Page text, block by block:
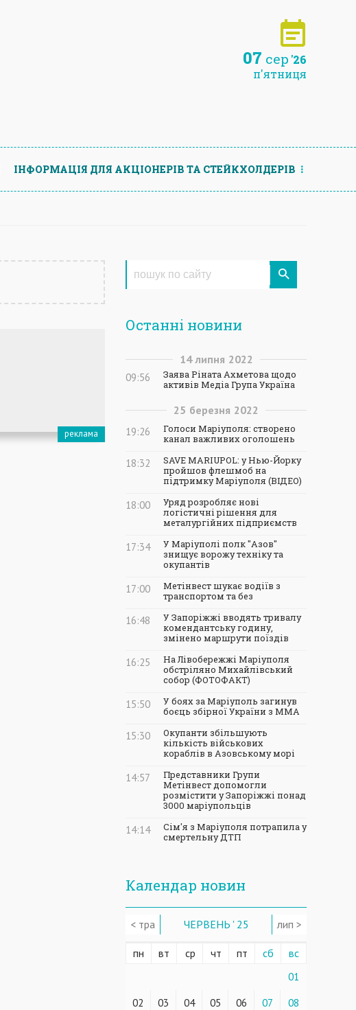
07 сер '26
п'ятниця
ІНФОРМАЦIЯ ДЛЯ АКЦIОНЕРIВ ТА СТЕЙКХОЛДЕРIВ
Останні новини
14 липня 2022
09:56
Заява Ріната Ахметова щодо
активів Медіа Група Україна
25 березня 2022
19:26
Голоси Маріуполя: створено
канал важливих оголошень
18:32
SAVE MARIUPOL: у Нью-Йорку
пройшов флешмоб на
підтримку Маріуполя (ВІДЕО)
18:00
Уряд розробляє нові
логістичні рішення для
металургійних підприємств
17:34
У Маріуполі полк "Азов"
знищує ворожу техніку та
окупантів
17:00
Метінвест шукає водіїв з
транспортом та без
16:48
У Запоріжжі вводять тривалу
комендантську годину,
змінено маршрути поїздів
16:25
На Лівобережжі Маріуполя
обстріляно Михайлівський
собор (ФОТОФАКТ)
15:50
У боях за Маріуполь загинув
боєць збірної України з ММА
15:30
Окупанти збільшують
кількість військових
кораблів в Азовському морі
14:57
Представники Групи
Метінвест допомогли
розмістити у Запоріжжі понад
3000 маріупольців
14:14
Сім'я з Маріуполя потрапила у
смертельну ДТП
Календар новин
< тра ЧЕРВЕНЬ ' 25 лип >
пн вт ср чт пт сб вс
01
02
03 04 05 06 07
08